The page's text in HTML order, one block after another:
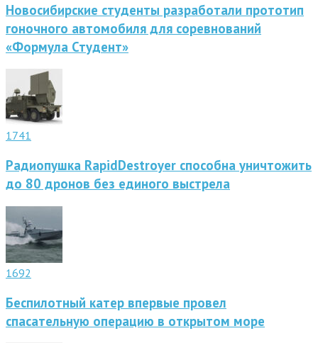
Новосибирские студенты разработали прототип
гоночного автомобиля для соревнований
«Формула Студент»
1741
Радиопушка RapidDestroyer способна уничтожить
до 80 дронов без единого выстрела
1692
Беспилотный катер впервые провел
спасательную операцию в открытом море